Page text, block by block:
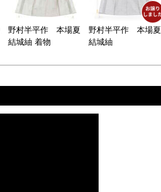
野村半平作 本場夏
結城紬 着物
野村半平作 本場夏
結城紬